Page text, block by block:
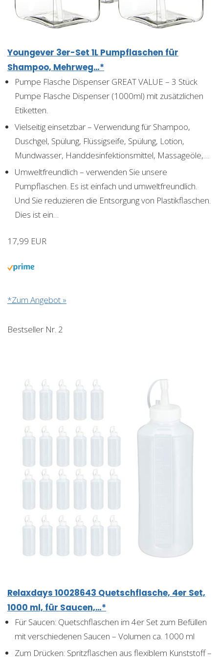
Youngever 3er-Set 1L Pumpflaschen für
Shampoo, Mehrweg…*
Pumpe Flasche Dispenser GREAT VALUE – 3 Stück
Pumpe Flasche Dispenser (1000ml) mit zusätzlichen
Etiketten.
Vielseitig einsetzbar – Verwendung für Shampoo,
Duschgel, Spülung, Flüssigseife, Spülung, Lotion,
Mundwasser, Handdesinfektionsmittel, Massageöle,…
Umweltfreundlich – verwenden Sie unsere
Pumpflaschen. Es ist einfach und umweltfreundlich.
Und Sie reduzieren die Entsorgung von Plastikflaschen.
Dies ist ein…
17,99 EUR
*Zum Angebot »
Bestseller Nr. 2
Relaxdays 10028643 Quetschflasche, 4er Set,
1000 ml, für Saucen,…*
Für Saucen: Quetschflaschen im 4er Set zum Befüllen
mit verschiedenen Saucen – Volumen ca. 1000 ml
Zum Drücken: Spritzflaschen aus flexiblem Kunststoff –